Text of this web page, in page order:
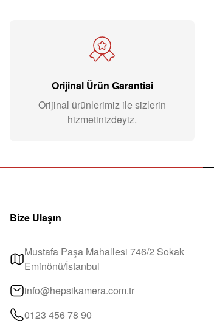
Orijinal Ürün Garantisi
Orijinal ürünlerimiz ile sizlerin
hizmetinizdeyiz.
Bize Ulaşın
Mustafa Paşa Mahallesi 746/2 Sokak
Eminönü/İstanbul
info@hepsikamera.com.tr
0123 456 78 90